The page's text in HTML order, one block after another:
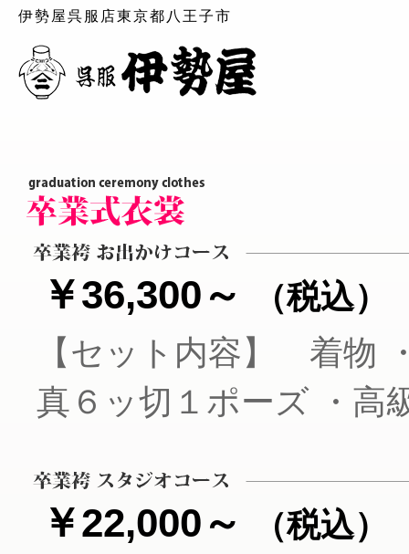
伊勢屋呉服店東京都八王子市
￥36,300～
（税込）
【セット内容】 着物
真６ッ切１ポーズ ・高
￥22,000～
（税込）